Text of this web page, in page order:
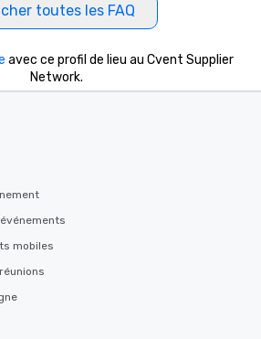
toutes les FAQ
avec ce profil de lieu au Cvent Supplier
Network.
mobiles